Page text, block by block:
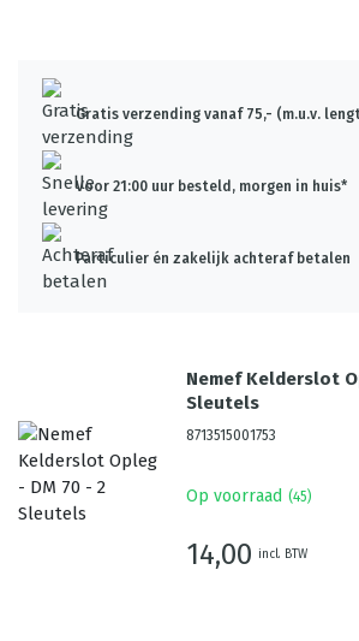
Gratis verzending vanaf 75,- (m.u.v.
Voor 21:00 uur besteld, morgen in huis*
Particulier én zakelijk achteraf betalen
Nemef Kelderslot
Sleutels
8713515001753
Op voorraad (45)
14,00 incl. BTW